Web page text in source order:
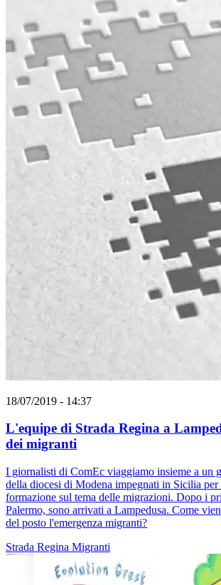
18/07/2019 - 14:37
L'equipe di Strada Regina a
dei migranti
I giornalisti di ComEc viaggiamo insieme a un
della diocesi di Modena impegnati in Sicilia per
formazione sul tema delle migrazioni. Dopo i
Palermo, sono arrivati a Lampedusa. Come
del posto l'emergenza migranti?
Strada Regina Migranti